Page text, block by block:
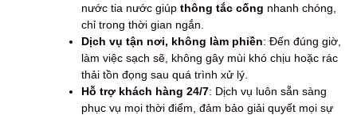
nước tia nước giúp thông tắc cống nhanh chóng,
chỉ trong thời gian ngắn.
Dịch vụ tận nơi, không làm phiền: Đến đúng giờ,
làm việc sạch sẽ, không gây mùi khó chịu hoặc rác
thải tồn đọng sau quá trình xử lý.
Hỗ trợ khách hàng 24/7: Dịch vụ luôn sẵn sàng
phục vụ mọi thời điểm, đảm bảo giải quyết mọi sự